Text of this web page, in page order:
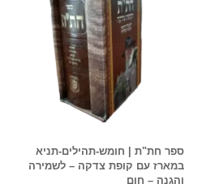
ספר חת"ת | חומש-תהילים-תניא
במארז עם קופת צדקה – לשמירה
והגנה – חום